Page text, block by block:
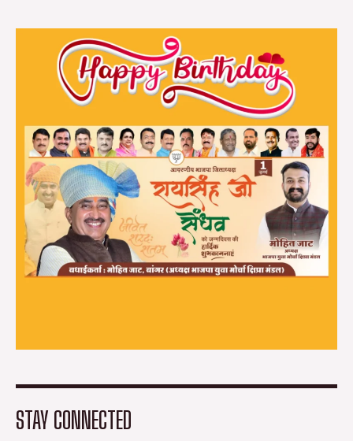
STAY CONNECTED